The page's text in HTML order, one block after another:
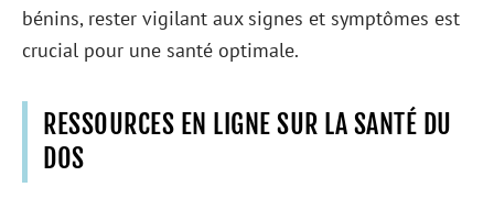
bénins, rester vigilant aux signes et symptômes est
crucial pour une santé optimale.
RESSOURCES EN LIGNE SUR LA SANTÉ DU
DOS